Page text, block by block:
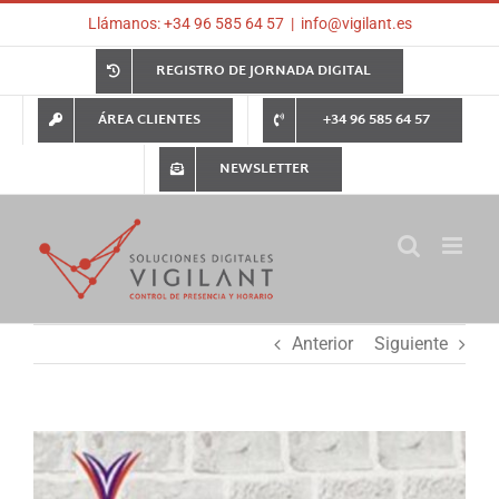
Llámanos: +34 96 585 64 57 | info@vigilant.es
REGISTRO DE JORNADA DIGITAL
ÁREA CLIENTES
+34 96 585 64 57
NEWSLETTER
Anterior Siguiente
Ver
imagen